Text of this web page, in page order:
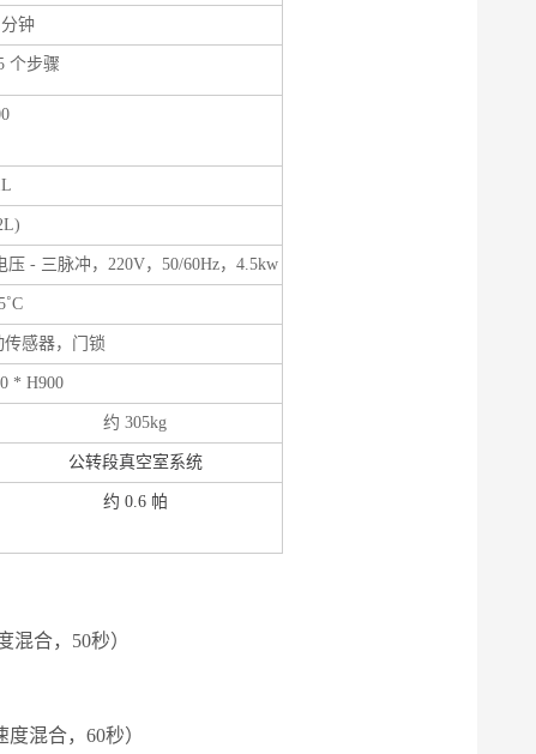
钟
个步骤
L
压 - 三脉冲，220V，50/60Hz，4.5kw
感器，门锁
* H900
约 305kg
公转段真空室系统
约 0.6 帕
混合，50秒）
混合，60秒）